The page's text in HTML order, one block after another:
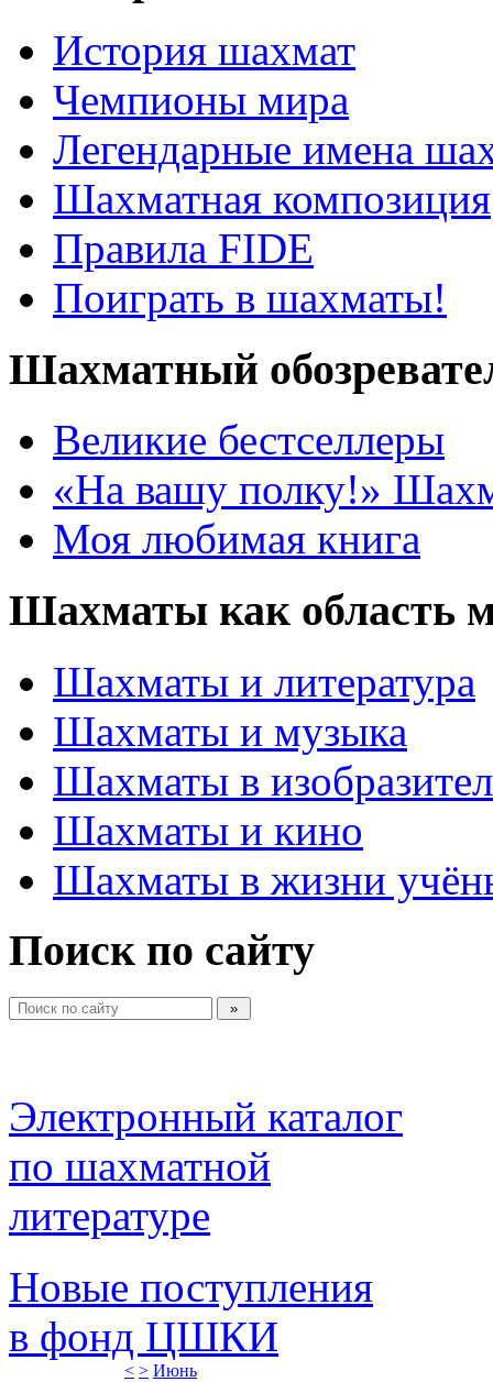
История шахмат
Чемпионы мира
Легендарные имена
Шахматная композиция
Правила FIDE
Поиграть в шахматы!
Шахматный
Великие бестселлеры
«На вашу полку!»
Моя любимая книга
Шахматы как область
Шахматы и литература
Шахматы и музыка
Шахматы в
Шахматы и кино
Шахматы в жизни
Поиск по сайту
Электронный каталог
по шахматной
литературе
Новые поступления
в фонд ЦШКИ
< > Июнь